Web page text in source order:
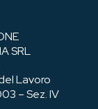
SRL
Lavoro
– Sez. IV